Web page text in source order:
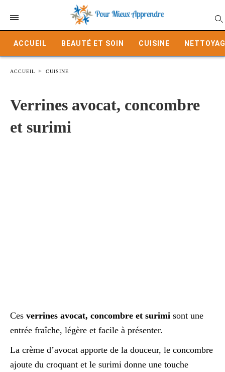
ACCUEIL BEAUTÉ ET SOIN CUISINE
ACCUEIL CUISINE
Verrines avocat, concombre
et surimi
Ces verrines avocat, concombre et surimi sont une
entrée fraîche, légère et facile à présenter.
La crème d’avocat apporte de la douceur, le concombre
ajoute du croquant et le surimi donne une touche